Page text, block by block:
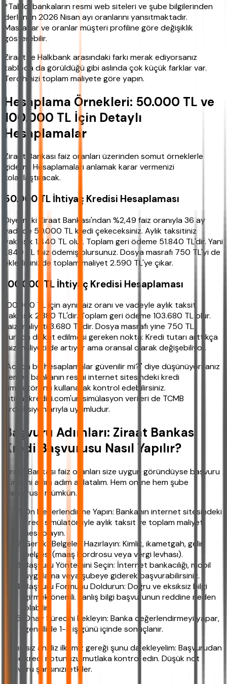
*Tablo, bankaların resmi web siteleri ve şube bilgilerinden
derlenen 2026 Nisan ayı oranlarını yansıtmaktadır.
Masraflar ve oranlar müşteri profiline göre değişiklik
gösterebilir.
Ziraat ile Halkbank arasındaki farkı merak ediyorsanız
tabloda da görüldüğü gibi aslında çok küçük farklar var.
Tercihinizi toplam maliyete göre yapın.
Hesaplama Örnekleri: 50.000 TL ve
100.000 TL İçin Detaylı
Hesaplamalar
Ziraat Bankası faiz oranları üzerinden somut örneklerle
gidelim. Hesaplamaları anlamak karar vermenizi
kolaylaştıracak.
50.000 TL İhtiyaç Kredisi Hesaplaması
Diyelim ki Ziraat Bankası'ndan %2,49 faiz oranıyla 36 ay
vadede 50.000 TL kredi çekeceksiniz. Aylık taksitiniz
yaklaşık 1.440 TL olur. Toplam geri ödeme 51.840 TL'dir. Yani
1.840 TL faiz ödemiş olursunuz. Dosya masrafı 750 TL'yi de
eklediğinizde toplam maliyet 2.590 TL'ye çıkar.
100.000 TL İhtiyaç Kredisi Hesaplaması
100.000 TL için aynı faiz oranı ve vadeyle aylık taksit
yaklaşık 2.880 TL'dir. Toplam geri ödeme 103.680 TL olur.
Faiz maliyeti 3.680 TL'dir. Dosya masrafı yine 750 TL.
Burada dikkat edilmesi gereken nokta: Kredi tutarı arttıkça
faiz maliyeti de artıyor ama oransal olarak değişebiliyor.
"Acaba bu hesaplamalar güvenilir mi?" diye düşünüyorsanız
hemen bankanın resmi internet sitesindeki kredi
simülatörünü kullanarak kontrol edebilirsiniz.
ihtiyackredisi.com'un simülasyon verileri de TCMB
projeksiyonlarıyla uyumludur.
Başvuru Adımları: Ziraat Bankası
Kredi Başvurusu Nasıl Yapılır?
Ziraat Bankası faiz oranları size uygun göründüyse başvuru
sürecini adım adım anlatalım. Hem online hem şube
başvurusu mümkün.
Ön Değerlendirme Yapın: Bankanın internet sitesindeki
kredi simülatörüyle aylık taksit ve toplam maliyeti
hesaplayın.
Gerekli Belgeleri Hazırlayın: Kimlik, ikametgah, gelir
belgesi (maaş bordrosu veya vergi levhası).
Başvuru Yöntemini Seçin: İnternet bankacılığı, mobil
uygulama veya şubeye giderek başvurabilirsiniz.
Başvuru Formunu Doldurun: Doğru ve eksiksiz bilgi
girmek önemli. Yanlış bilgi başvurunun reddine neden
olabilir.
Onay Sürecini Bekleyin: Banka değerlendirmeyi yapar,
genellikle 1-3 iş günü içinde sonuçlanır.
Bağımsız analiz ilkemiz gereği şunu da ekleyelim: Başvurudan
önce kredi notunuzu mutlaka kontrol edin. Düşük not
başvuru şansınızı etkiler.